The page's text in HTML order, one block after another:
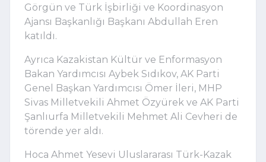
Görgün ve Türk İşbirliği ve Koordinasyon
Ajansı Başkanlığı Başkanı Abdullah Eren
katıldı.
Ayrıca Kazakistan Kültür ve Enformasyon
Bakan Yardımcısı Aybek Sıdıkov, AK Parti
Genel Başkan Yardımcısı Ömer İleri, MHP
Sivas Milletvekili Ahmet Özyürek ve AK Parti
Şanlıurfa Milletvekili Mehmet Ali Cevheri de
törende yer aldı.
Hoca Ahmet Yesevi Uluslararası Türk-Kazak